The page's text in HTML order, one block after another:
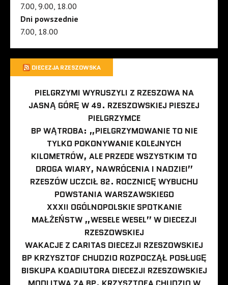
7.00, 9.00, 18.00
Dni powszednie
7.00, 18.00
DIECEZJA RZESZOWSKA
PIELGRZYMI WYRUSZYLI Z RZESZOWA NA
JASNĄ GÓRĘ W 49. RZESZOWSKIEJ PIESZEJ
PIELGRZYMCE
BP WĄTROBA: „PIELGRZYMOWANIE TO NIE
TYLKO POKONYWANIE KOLEJNYCH
KILOMETRÓW, ALE PRZEDE WSZYSTKIM TO
DROGA WIARY, NAWRÓCENIA I NADZIEI”
RZESZÓW UCZCIŁ 82. ROCZNICĘ WYBUCHU
POWSTANIA WARSZAWSKIEGO
XXXII OGÓLNOPOLSKIE SPOTKANIE
MAŁŻEŃSTW „WESELE WESEL” W DIECEZJI
RZESZOWSKIEJ
WAKACJE Z CARITAS DIECEZJI RZESZOWSKIEJ
BP KRZYSZTOF CHUDZIO ROZPOCZĄŁ POSŁUGĘ
BISKUPA KOADIUTORA DIECEZJI RZESZOWSKIEJ